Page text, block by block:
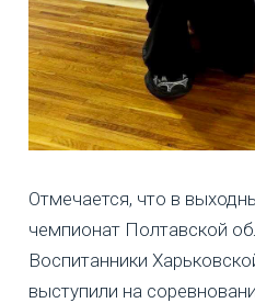
Отмечается, что в
чемпионат Полтавской
Воспитанники
выступили на